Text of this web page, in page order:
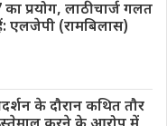
प्रयोग, लाठीचार्ज गलत
एलजेपी (रामबिलास)
के दौरान कथित तौर